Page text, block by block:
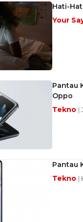
Hati-
Your
Pantau
Oppo
Tekno |
Pantau
Tekno |